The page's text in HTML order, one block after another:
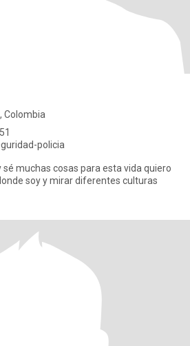
Colombia
policia
muchas cosas para esta vida quiero
soy y mirar diferentes culturas